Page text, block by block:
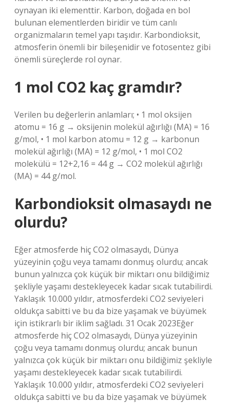
oynayan iki elementtir. Karbon, doğada en bol
bulunan elementlerden biridir ve tüm canlı
organizmaların temel yapı taşıdır. Karbondioksit,
atmosferin önemli bir bileşenidir ve fotosentez gibi
önemli süreçlerde rol oynar.
1 mol CO2 kaç gramdır?
Verilen bu değerlerin anlamları; • 1 mol oksijen
atomu = 16 g → oksijenin molekül ağırlığı (MA) = 16
g/mol, • 1 mol karbon atomu = 12 g → karbonun
molekül ağırlığı (MA) = 12 g/mol, • 1 mol CO2
molekülü = 12+2,16 = 44 g → CO2 molekül ağırlığı
(MA) = 44 g/mol.
Karbondioksit olmasaydı ne
olurdu?
Eğer atmosferde hiç CO2 olmasaydı, Dünya
yüzeyinin çoğu veya tamamı donmuş olurdu; ancak
bunun yalnızca çok küçük bir miktarı onu bildiğimiz
şekliyle yaşamı destekleyecek kadar sıcak tutabilirdi.
Yaklaşık 10.000 yıldır, atmosferdeki CO2 seviyeleri
oldukça sabitti ve bu da bize yaşamak ve büyümek
için istikrarlı bir iklim sağladı. 31 Ocak 2023Eğer
atmosferde hiç CO2 olmasaydı, Dünya yüzeyinin
çoğu veya tamamı donmuş olurdu; ancak bunun
yalnızca çok küçük bir miktarı onu bildiğimiz şekliyle
yaşamı destekleyecek kadar sıcak tutabilirdi.
Yaklaşık 10.000 yıldır, atmosferdeki CO2 seviyeleri
oldukça sabitti ve bu da bize yaşamak ve büyümek